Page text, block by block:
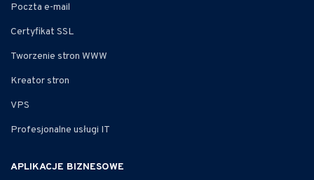
Poczta e-mail
Certyfikat SSL
Tworzenie stron WWW
Kreator stron
VPS
Profesjonalne usługi IT
APLIKACJE BIZNESOWE